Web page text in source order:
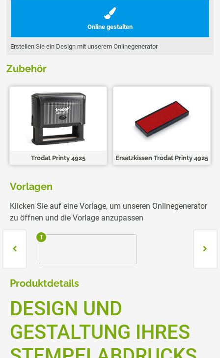
Online gestalten
Erstellen Sie ein Design mit unserem Onlinegenerator
Zubehör
Trodat Printy 4925 Ersatzkissen Trodat Printy 4925
Vorlagen
Klicken Sie auf eine Vorlage, um unseren Onlinegenerator
zu öffnen und die Vorlage anzupassen
1
Produktdetails
DESIGN UND
GESTALTUNG IHRES